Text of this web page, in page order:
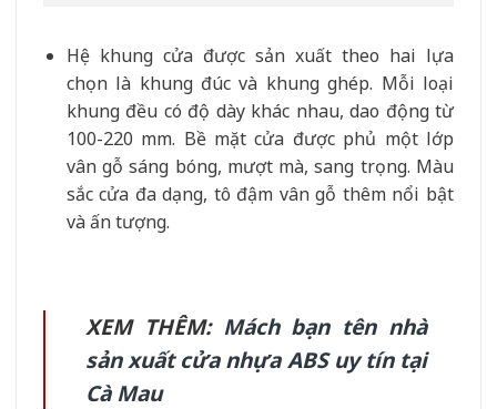
Hệ khung cửa được sản xuất theo hai lựa
chọn là khung đúc và khung ghép. Mỗi loại
khung đều có độ dày khác nhau, dao động từ
100-220 mm. Bề mặt cửa được phủ một lớp
vân gỗ sáng bóng, mượt mà, sang trọng. Màu
sắc cửa đa dạng, tô đậm vân gỗ thêm nổi bật
và ấn tượng.
XEM THÊM: Mách bạn tên nhà
sản xuất cửa nhựa ABS uy tín tại
Cà Mau